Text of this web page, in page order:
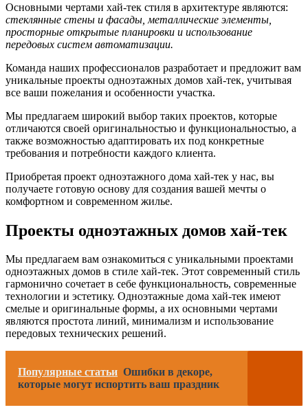
Основными чертами хай-тек стиля в архитектуре являются:
стеклянные стены и фасады, металлические элементы,
просторные открытые планировки и использование
передовых систем автоматизации.
Команда наших профессионалов разработает и предложит вам
уникальные проекты одноэтажных домов хай-тек, учитывая
все ваши пожелания и особенности участка.
Мы предлагаем широкий выбор таких проектов, которые
отличаются своей оригинальностью и функциональностью, а
также возможностью адаптировать их под конкретные
требования и потребности каждого клиента.
Приобретая проект одноэтажного дома хай-тек у нас, вы
получаете готовую основу для создания вашей мечты о
комфортном и современном жилье.
Проекты одноэтажных домов хай-тек
Мы предлагаем вам ознакомиться с уникальными проектами
одноэтажных домов в стиле хай-тек. Этот современный стиль
гармонично сочетает в себе функциональность, современные
технологии и эстетику. Одноэтажные дома хай-тек имеют
смелые и оригинальные формы, а их основными чертами
являются простота линий, минимализм и использование
передовых технических решений.
Популярные статьи Ошибки в декоре,
которые могут испортить ваш праздник